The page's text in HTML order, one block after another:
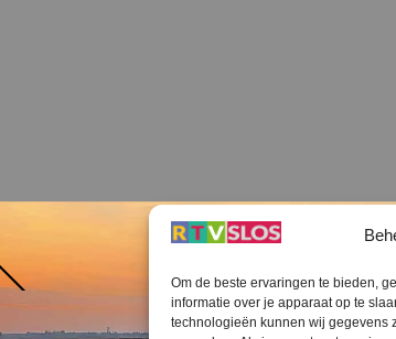
Om de beste ervaringen te bieden,
informatie over je apparaat op te
technologieën kunnen wij gegevens
naar